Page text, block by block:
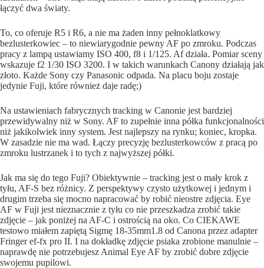
łączyć dwa światy.
To, co oferuje R5 i R6, a nie ma żaden inny pełnoklatkowy
bezlusterkowiec – to niewiarygodnie pewny AF po zmroku. Podczas
pracy z lampą ustawiamy ISO 400, f8 i 1/125. Af działa. Pomiar sceny
wskazuje f2 1/30 ISO 3200. I w takich warunkach Canony działają jak
złoto. Każde Sony czy Panasonic odpada. Na placu boju zostaje
jedynie Fuji, które również daje radę;)
Na ustawieniach fabrycznych tracking w Canonie jest bardziej
przewidywalny niż w Sony. AF to zupełnie inna półka funkcjonalności
niż jakikolwiek inny system. Jest najlepszy na rynku; koniec, kropka.
W zasadzie nie ma wad. Łączy precyzję bezlusterkowców z pracą po
zmroku lustrzanek i to tych z najwyższej półki.
Jak ma się do tego Fuji? Obiektywnie – tracking jest o mały krok z
tyłu, AF-S bez różnicy. Z perspektywy czysto użytkowej i jednym i
drugim trzeba się mocno napracować by robić nieostre zdjęcia. Eye
AF w Fuji jest nieznacznie z tyłu co nie przeszkadza zrobić takie
zdjęcie – jak poniżej na AF-C i ostrością na oko. Co CIEKAWE
testowo miałem zapiętą Sigmę 18-35mm1.8 od Canona przez adapter
Fringer ef-fx pro II. I na dokładkę zdjęcie psiaka zrobione manulnie –
naprawdę nie potrzebujesz Animal Eye AF by zrobić dobre zdjęcie
swojemu pupilowi.